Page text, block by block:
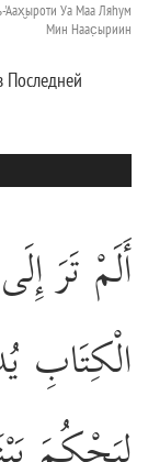
'Аах̮ыроти Уа Маа Ляhум
Мин Наас̣ыриин
أَلَمْ تَرَ
الْكِتَابِ